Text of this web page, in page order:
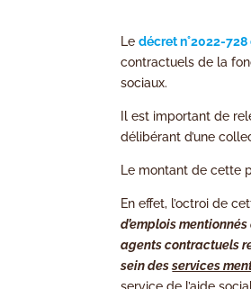
Ledécret n°2022-
contractuels de la
sociaux.
Il est important de
délibérant d’une
Le montant de cette
En effet, l’octroi de
d’emplois
agents contractuels
sein desservices